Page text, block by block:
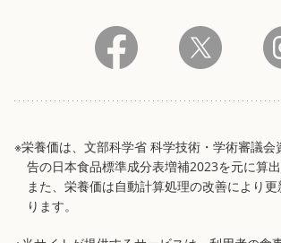
※栄養価は、文部科学省 科学技術・学術審議会
告の日本食品標準成分表増補2023を元に算出
また、栄養価は自動計算処理の改善により
ります。